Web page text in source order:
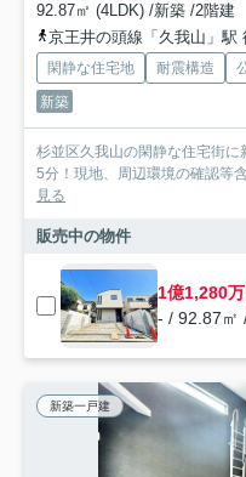
92.87㎡ (4LDK) /新築 /2階建
京王井の頭線「久我山」駅
閑静な住宅地 耐震構造
新築
杉並区久我山の閑静な住宅街
5分！現地、周辺環境の確認等
見る
販売中の物件
1億1,280万
- / 92.87㎡
新築一戸建